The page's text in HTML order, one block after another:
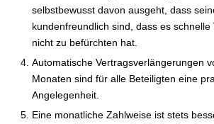
selbstbewusst davon ausgeht, dass
kundenfreundlich sind, dass es
nicht zu befürchten hat.
Automatische Vertragsverlängerungen
Monaten sind für alle Beteiligten eine
Angelegenheit.
Eine monatliche Zahlweise ist stets